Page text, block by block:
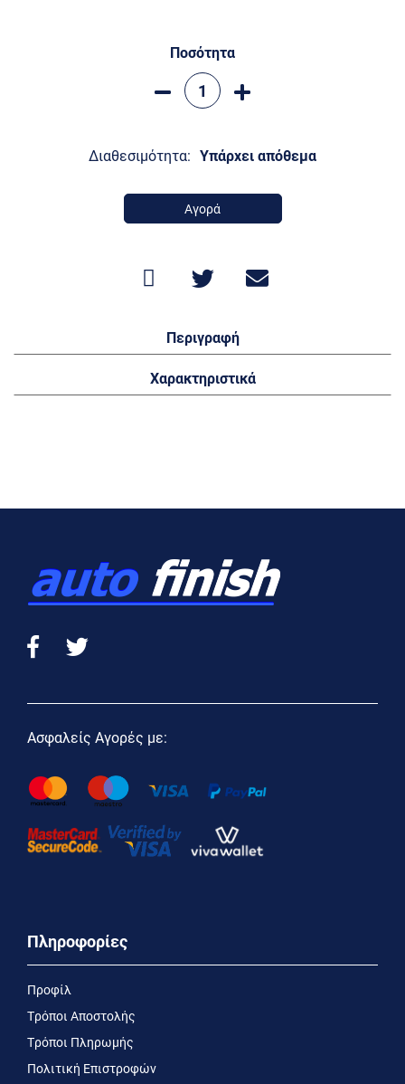
Ποσότητα
Διαθεσιμότητα: Υπάρχει απόθεμα
Αγορά
Περιγραφή
Χαρακτηριστικά
Ασφαλείς Αγορές με:
Πληροφορίες
Προφίλ
Τρόποι Αποστολής
Τρόποι Πληρωμής
Πολιτική Επιστροφών